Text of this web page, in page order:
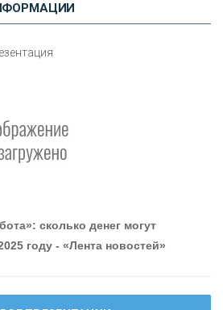
банки делают для того, чтобы
персонал - «Интервью»
сколько денег могут
году - «Лента новостей»